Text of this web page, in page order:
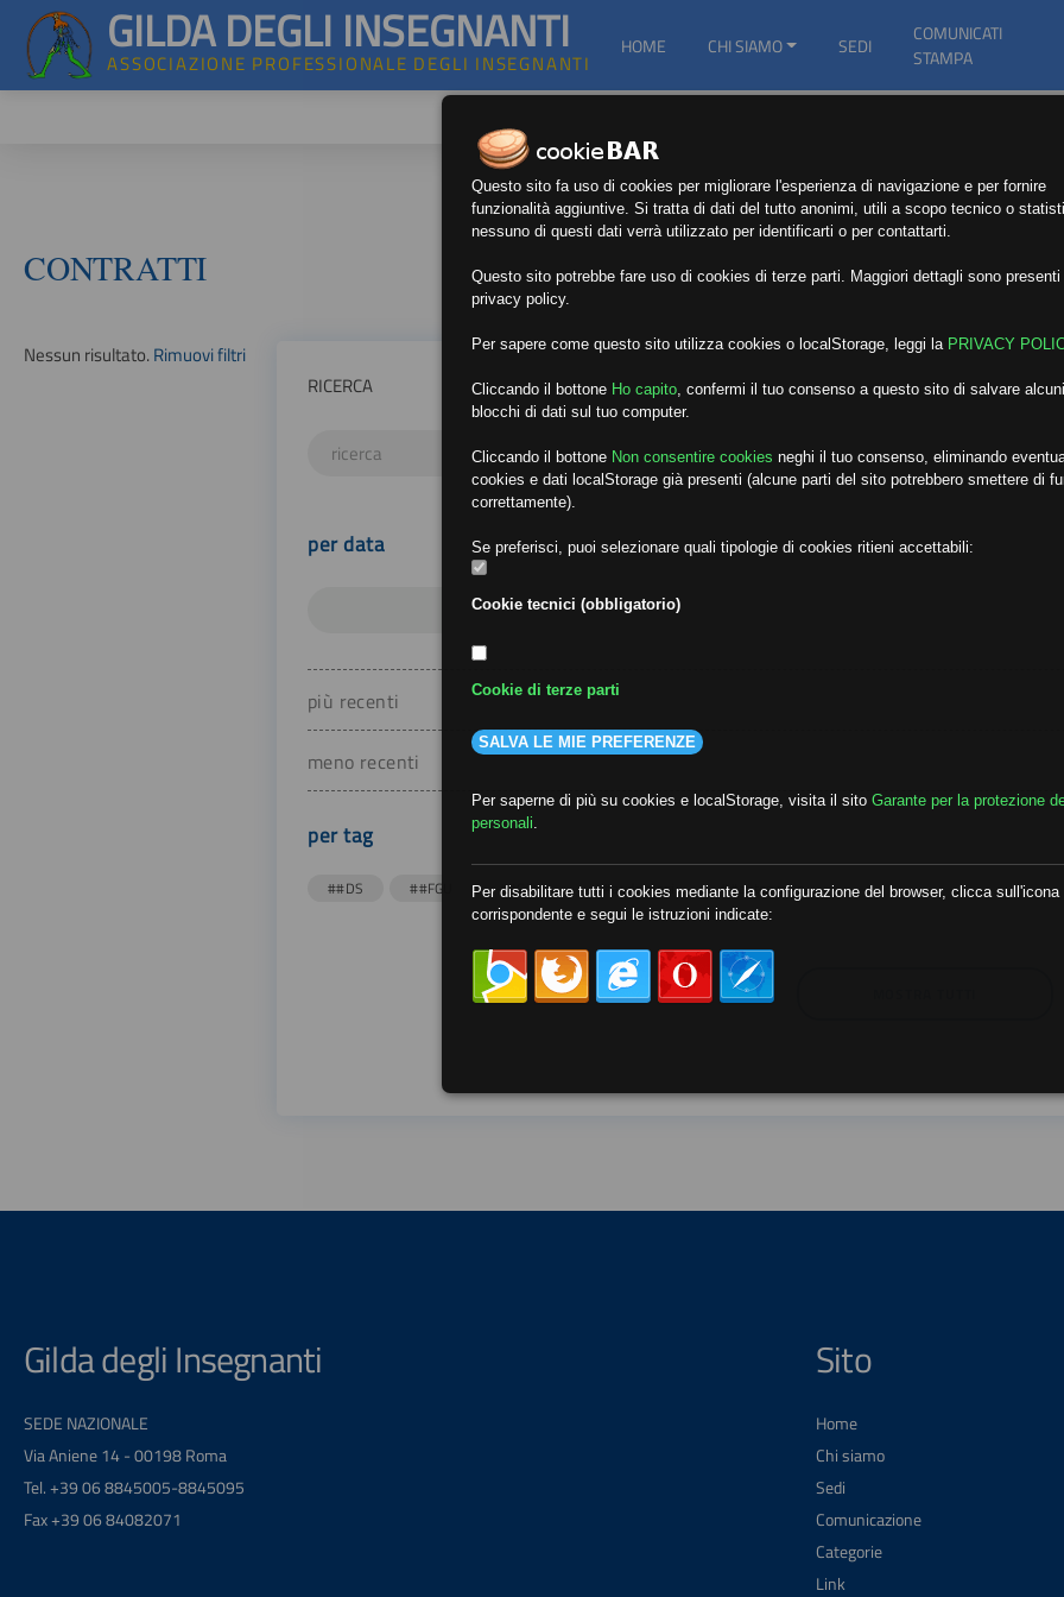
GILDA DEGLI INSEGNANTI
ASSOCIAZIONE PROFESSIONALE DEGLI INSEGNANTI
HOME CHI SIAMO SEDI
COMUNICATI
STAMPA
CONTRATTI
Nessun risultato.Rimuovi filtri
RICERCA
per data
più recenti
meno recenti
per tag
##DS ##FGU ##Gilda ##audoizioni ##autonomia
Gilda degli Insegnanti
SEDE NAZIONALE
Via Aniene 14 - 00198 Roma
Tel. +39 06 8845005-8845095
Fax +39 06 84082071
Sito
Home
Chi siamo
Sedi
Comunicazione
Categorie
Link
Questo sito fa uso di cookies per migliorare l'esperienza di navigazione e per fornire
funzionalità aggiuntive. Si tratta di dati del tutto anonimi, utili a scopo tecnico o
nessuno di questi dati verrà utilizzato per identificarti o per contattarti.
Questo sito potrebbe fare uso di cookies di terze parti. Maggiori dettagli sono
privacy policy.
Per sapere come questo sito utilizza cookies o localStorage, leggi la PRIVACY
Cliccando il bottone Ho capito confermi il tuo consenso a questo sito di salvare
blocchi di dati sul tuo computer.
Cliccando il bottone Non consentire cookies neghi il tuo consenso, eliminando
cookies e dati localStorage già presenti (alcune parti del sito potrebbero smettere di
correttamente).
Se preferisci, puoi selezionare quali tipologie di cookies ritieni accettabili:
Cookie tecnici (obbligatorio)
Cookie di terze parti
SALVA LE MIE PREFERENZE
Per saperne di più su cookies e localStorage, visita il sito Garante per la protezione
personali
Per disabilitare tutti i cookies mediante la configurazione del browser, clicca sull'icona
corrispondente e segui le istruzioni indicate: